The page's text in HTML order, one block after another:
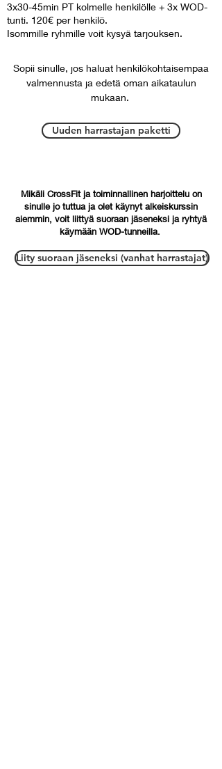
Liity suoraan jäseneksi (vanhat harrastajat)
3x30-45min PT kolmelle henkilölle + 3x WOD-
tunti. 120€ per henkilö.
Isommille ryhmille voit kysyä tarjouksen.
Sopii sinulle, jos haluat henkilökohtaisempaa
valmennusta ja edetä oman aikataulun
mukaan.
Uuden harrastajan paketti
Mikäli CrossFit ja toiminnallinen harjoittelu on
sinulle jo tuttua ja olet käynyt alkeiskurssin
aiemmin, voit liittyä suoraan jäseneksi ja ryhtyä
käymään WOD-tunneilla.